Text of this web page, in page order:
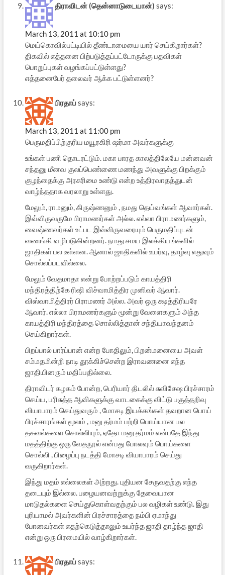
திராவிடன் (தென்னாடுடையான்) says:
March 13, 2011 at 10:10 pm
மெய்கொவில்பட்டியில் தீண்டாமையை யார் செய்கிறார்கள்?
திகவில் எத்தனை பிற்படுத்தப்பட்டோருக்கு பதவிகள்
பொறுப்புகள் வழங்கப்பட்டுள்ளது?
எத்தனைபேர் தலைவர் ஆக்க பட்டுள்ளனர்?
பிரதாப் says:
March 13, 2011 at 11:00 pm
பெருமதிப்பிற்குரிய மயூரகிரி ஷர்மா அவர்களுக்கு
உங்கள் பணி தொடரட்டும். மகா பாரத காலத்திலேயே மன்னவன்
சந்தனு மீனவ குலப்பெண்ணை மணந்து அவளுக்கு பிறக்கும்
குழந்தைக்கு அரசுரிமை உண்டு என்ற உத்திரவாதத்துடன்
வாழ்ந்ததாக வரலாறு உள்ளது.
மேலும், ராமனும், கிருஷ்ணனும் , நமது தெய்வங்கள் ஆவார்கள்.
இவ்விருவருமே பிராமணர்கள் அல்ல. எல்லா பிராமணர்களும்,
வைஷ்ணவர்கள் உட்பட இவ்விருவரையும் பெருமதிப்புடன்
வணங்கி வழிபடுகின்றனர். நமது சமய இலக்கியங்களில்
ஜாதிகள் பல உள்ளன. ஆனால் ஜாதிகளில் உயர்வு, தாழ்வு எதுவும்
சொல்லப்படவில்லை.
மேலும் வேதமாதா என்று போற்றப்படும் காயத்திரி
மந்திரத்திற்கே ரிஷி விச்வாமித்திர முனிவர் ஆவார்.
விஸ்வாமித்திரர் பிராமணர் அல்ல. அவர் ஒரு க்ஷத்திரியரே
ஆவார். எல்லா பிராமணர்களும் மூன்று வேளைகளும் அந்த
காயத்திரி மந்திரத்தை சொல்லித்தான் சந்தியாவந்தனம்
செய்கிறார்கள்.
பிறப்பால் பார்ப்பான் என்ற போதிலும், பிறன்மனையை அவள்
சம்மதமின்றி நாடி தூக்கிச்சென்ற இராவணனை எந்த
ஜாதியினரும் மதிப்பதில்லை.
திராவிடர் கழகம் போன்ற, பெரியார் திடலில் சுவிசேஷ பிரச்சாரம்
செய்ய, பரிசுத்த ஆவிகளுக்கு வாடகைக்கு விட்டு பகுத்தறிவு
வியாபாரம் செய்துவரும் , மோசடி இயக்கங்கள் தவறான பொய்
பிரச்சாரங்கள் மூலம் , மனு தர்மம் பற்றி பொய்யான பல
தகவல்களை சொல்லியும், ஏதோ மனு தர்மம் என்பதே இந்து
மதத்திற்கு ஒரு வேதநூல் என்பது போலவும் பொய்களை
சொல்லி , பிழைப்பு நடத்தி மோசடி வியாபாரம் செய்து
வருகிறார்கள்.
இந்து மதம் எல்லைகள் அற்றது. புதியன சேருவதற்கு எந்த
தடையும் இல்லை. பழையனவற்றுக்கு தேவையான
மாடுதல்களை செய்துகொள்வதற்கும் பல வழிகள் உண்டு. இது
புரியாமல் அவர்களின் பிரச்சாரத்தை நம்பி ஏமாந்து
போனவர்கள் எதற்கெடுத்தாலும் உயர்ந்த ஜாதி தாழ்ந்த ஜாதி
என்று ஒரு பிரமையில் வாழ்கிறார்கள்.
பிரதாப் says: